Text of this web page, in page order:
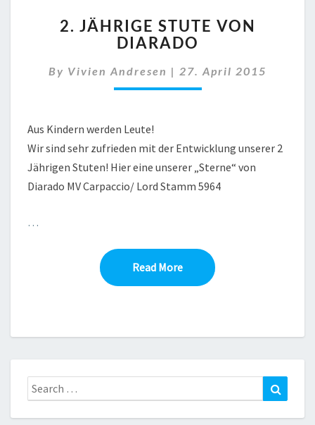
JÄHRIGE
STUTE
DIARADO
2. JÄHRIGE STUTE VON
DIARADO
By Vivien Andresen | 27. April 2015
Aus Kindern werden Leute!
Wir sind sehr zufrieden mit der Entwicklung unserer 2
Jährigen Stuten! Hier eine unserer „Sterne“ von
Diarado MV Carpaccio/ Lord Stamm 5964
…
Read MoreRead More
Search
for: